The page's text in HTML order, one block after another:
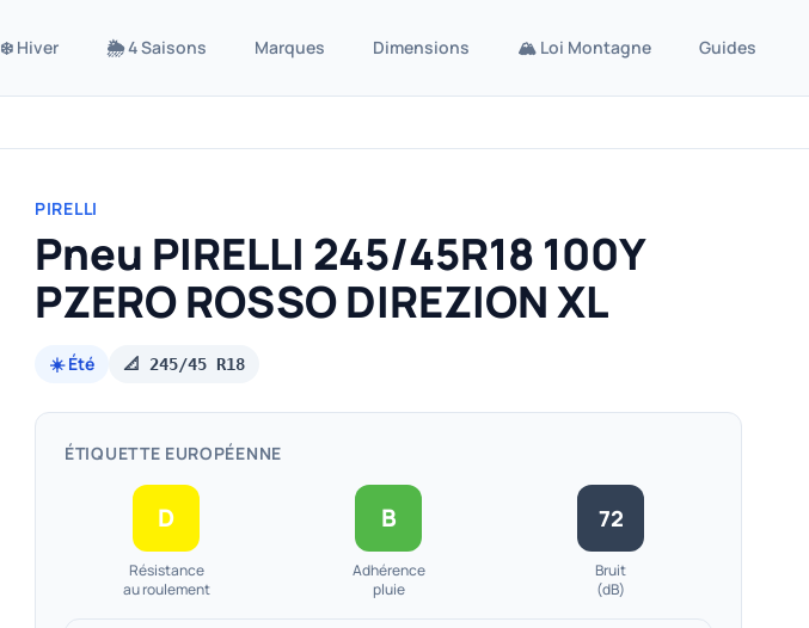
❄️ Hiver 🌦️ 4 Saisons Marques Dimensions 🏔️ Loi Montagne Guides
PIRELLI
Pneu PIRELLI 245/45R18 100Y
PZERO ROSSO DIREZION XL
☀️ Été 📐 245/45 R18
ÉTIQUETTE EUROPÉENNE
D
Résistance
au roulement
B
Adhérence
pluie
72
Bruit
(dB)